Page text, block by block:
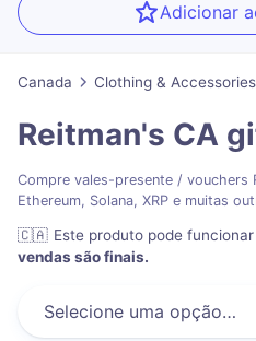
Adicionar
Canada Clothing & Accessories
Reitman's CA
Compre vales-presente / vouchers
Ethereum, Solana, XRP e muitas
🇨🇦 Este produto pode
vendas são finais.